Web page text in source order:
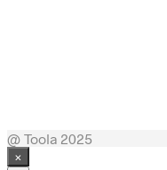
@ Toola 2025
×